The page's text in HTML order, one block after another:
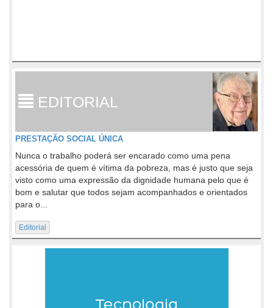
EDITORIAL
PRESTAÇÃO SOCIAL ÚNICA
Nunca o trabalho poderá ser encarado como uma pena
acessória de quem é vítima da pobreza, mas é justo que seja
visto como uma expressão da dignidade humana pelo que é
bom e salutar que todos sejam acompanhados e orientados
para o...
Editorial